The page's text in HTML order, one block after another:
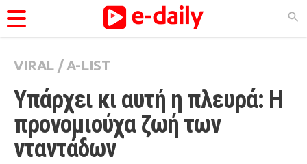
ΚΑΤΗΓΟΡΊΕΣ
Ειδήσεις
Θέματα
Videos
VIRAL / A-LIST
Υπάρχει κι αυτή η πλευρά: Η
προνομιούχα ζωή των
νταντάδων